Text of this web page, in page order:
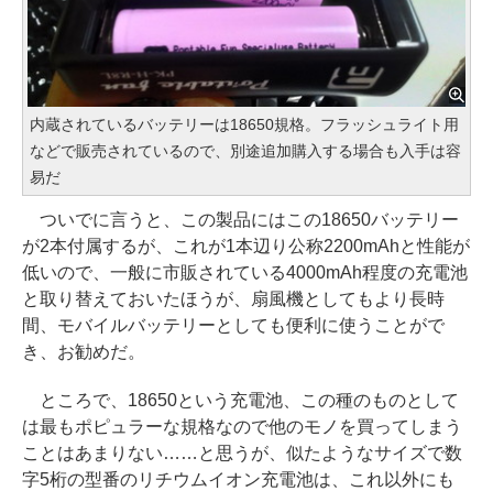
内蔵されているバッテリーは18650規格。フラッシュライト用
などで販売されているので、別途追加購入する場合も入手は容
易だ
ついでに言うと、この製品にはこの18650バッテリー
が2本付属するが、これが1本辺り公称2200mAhと性能が
低いので、一般に市販されている4000mAh程度の充電池
と取り替えておいたほうが、扇風機としてもより長時
間、モバイルバッテリーとしても便利に使うことがで
き、お勧めだ。
ところで、18650という充電池、この種のものとして
は最もポピュラーな規格なので他のモノを買ってしまう
ことはあまりない……と思うが、似たようなサイズで数
字5桁の型番のリチウムイオン充電池は、これ以外にも